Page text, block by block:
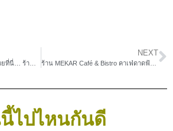
NEXT
ไปไหนกันดี